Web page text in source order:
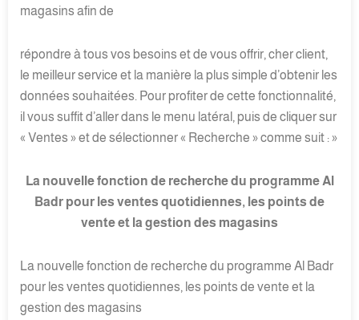
magasins afin de
répondre à tous vos besoins et de vous offrir, cher client,
le meilleur service et la manière la plus simple d’obtenir les
données souhaitées. Pour profiter de cette fonctionnalité,
il vous suffit d’aller dans le menu latéral, puis de cliquer sur
« Ventes » et de sélectionner « Recherche » comme suit : »
La nouvelle fonction de recherche du programme Al
Badr pour les ventes quotidiennes, les points de
vente et la gestion des magasins
La nouvelle fonction de recherche du programme Al Badr
pour les ventes quotidiennes, les points de vente et la
gestion des magasins